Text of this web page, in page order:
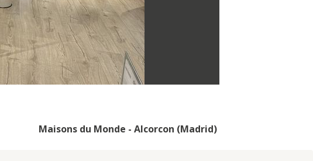
Maisons du Monde - Alcorcon (Madrid)